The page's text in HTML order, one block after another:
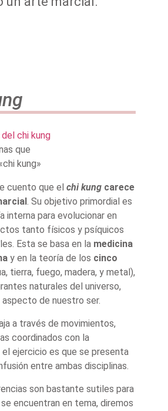
que
kung»
cuento que el chi kung carece
. Su objetivo primordial es
interna para evolucionar en
tanto físicos y psíquicos
Esta se basa en la medicina
y en la teoría de los cinco
tierra, fuego, madera, y metal),
naturales del universo,
aspecto de nuestro ser.
a través de movimientos,
coordinados con la
el ejercicio es que se presenta
entre ambas disciplinas.
son bastante sutiles para
encuentran en tema, diremos